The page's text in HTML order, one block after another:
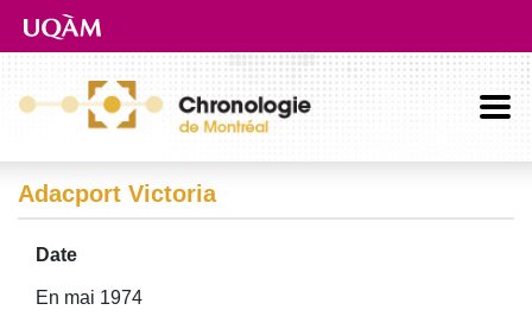
Aller directement au contenu principal
Adacport Victoria
Date
En mai 1974